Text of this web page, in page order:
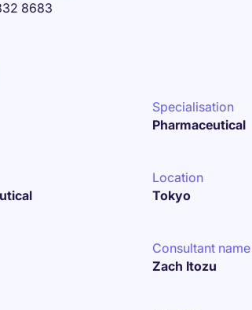
8683
Specialisation
Pharmaceutical
Location
Tokyo
Consultant name
Zach Itozu